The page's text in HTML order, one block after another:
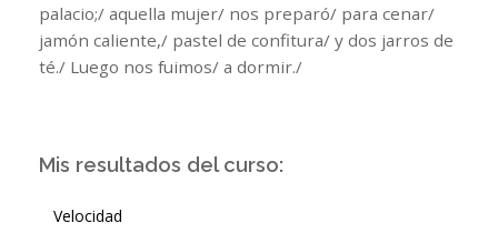
palacio;/ aquella mujer/ nos preparó/ para cenar/
jamón caliente,/ pastel de confitura/ y dos jarros de
té./ Luego nos fuimos/ a dormir./
Mis resultados del curso:
Velocidad